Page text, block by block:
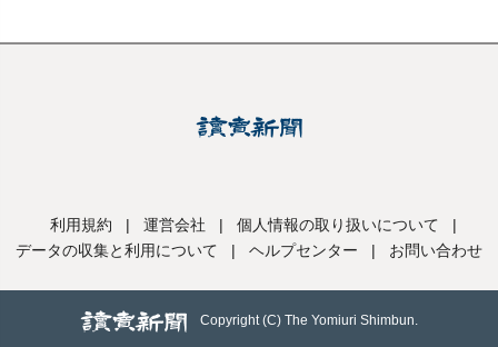
利用規約 | 運営会社 | 個人情報の取り扱いについて
|
データの収集と利用について
| ヘルプセンター | お問い合わせ
Copyright (C) The Yomiuri Shimbun.